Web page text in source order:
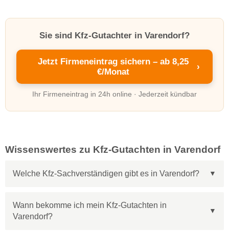
Sie sind Kfz-Gutachter in Varendorf?
Jetzt Firmeneintrag sichern – ab 8,25
€/Monat
›
Ihr Firmeneintrag in 24h online · Jederzeit kündbar
Wissenswertes zu Kfz-Gutachten in Varendorf
Welche Kfz-Sachverständigen gibt es in Varendorf?
Wann bekomme ich mein Kfz-Gutachten in
Varendorf?